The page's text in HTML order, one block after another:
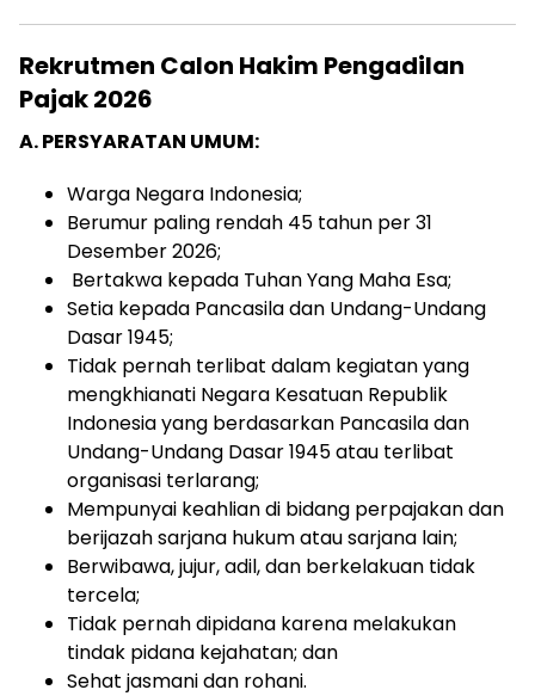
Rekrutmen Calon Hakim Pengadilan
Pajak 2026
A.PERSYARATAN UMUM:
Warga Negara Indonesia;
Berumur paling rendah 45 tahun per 31
Desember 2026;
Bertakwa kepada Tuhan Yang Maha Esa;
Setia kepada Pancasila dan Undang-Undang
Dasar 1945;
Tidak pernah terlibat dalam kegiatanyang
mengkhianati Negara Kesatuan Republik
Indonesiayang berdasarkan Pancasiladan
Undang-Undang Dasar1945atau terlibat
organisasi terlarang;
Mempunyai keahlian di bidang perpajakan dan
berijazah sarjana hukum atau sarjana lain;
Berwibawa, jujur, adil, dan berkelakuan tidak
tercela;
Tidak pernah dipidana karena melakukan
tindak pidana kejahatan; dan
Sehat jasmani dan rohani.